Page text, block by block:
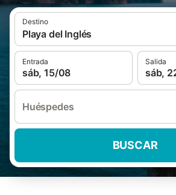
Destino
Playa del Inglés
Entrada
sáb, 15/08
Salida
sáb,
Huéspedes
BUSCAR